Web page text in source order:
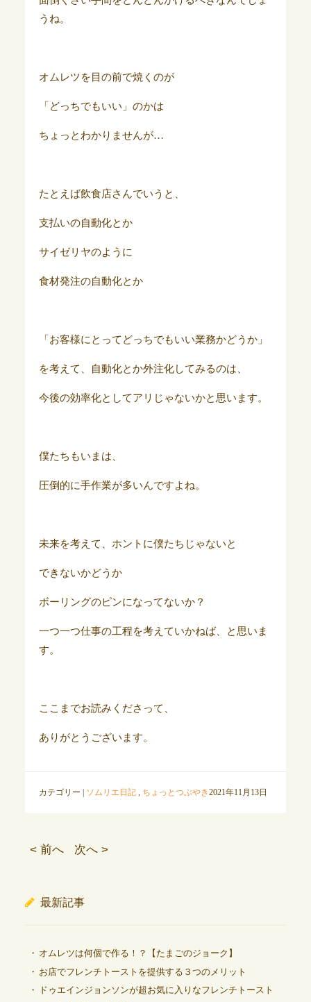
うね。
オムレツを目の前で焼くのが
「どっちでもいい」のかは
ちょっとわかりませんが…
たとえば飲食店さんでいうと、
支払いの自動化とか
サイゼリヤのように
食材発注の自動化とか
「お客様にとってどっちでもいい業務かどうか」
を考えて、自動化とか外注化してみるのは、
今後の効率化としてアリじゃないかと思います。
僕たちもいまは、
圧倒的に手作業が多いんですよね。
未来を考えて、ホントに僕たちじゃないと
できないかどうか
ボーリングのピンになってないか？
一つ一つ仕事の工程を考えていかねば、と思いま
す。
ここまでお読みくださって、
ありがとうございます。
カテゴリー | ソムリエ日記, ちょっとつぶやき2021年11月13日
< 前へ 次へ >
最新記事
オムレツは何個で作る！？【たまごのジョーク】
お店でフレンチトーストを提供する３つのメリット
ドゥエインジョンソンが超お気に入りなフレンチトースト